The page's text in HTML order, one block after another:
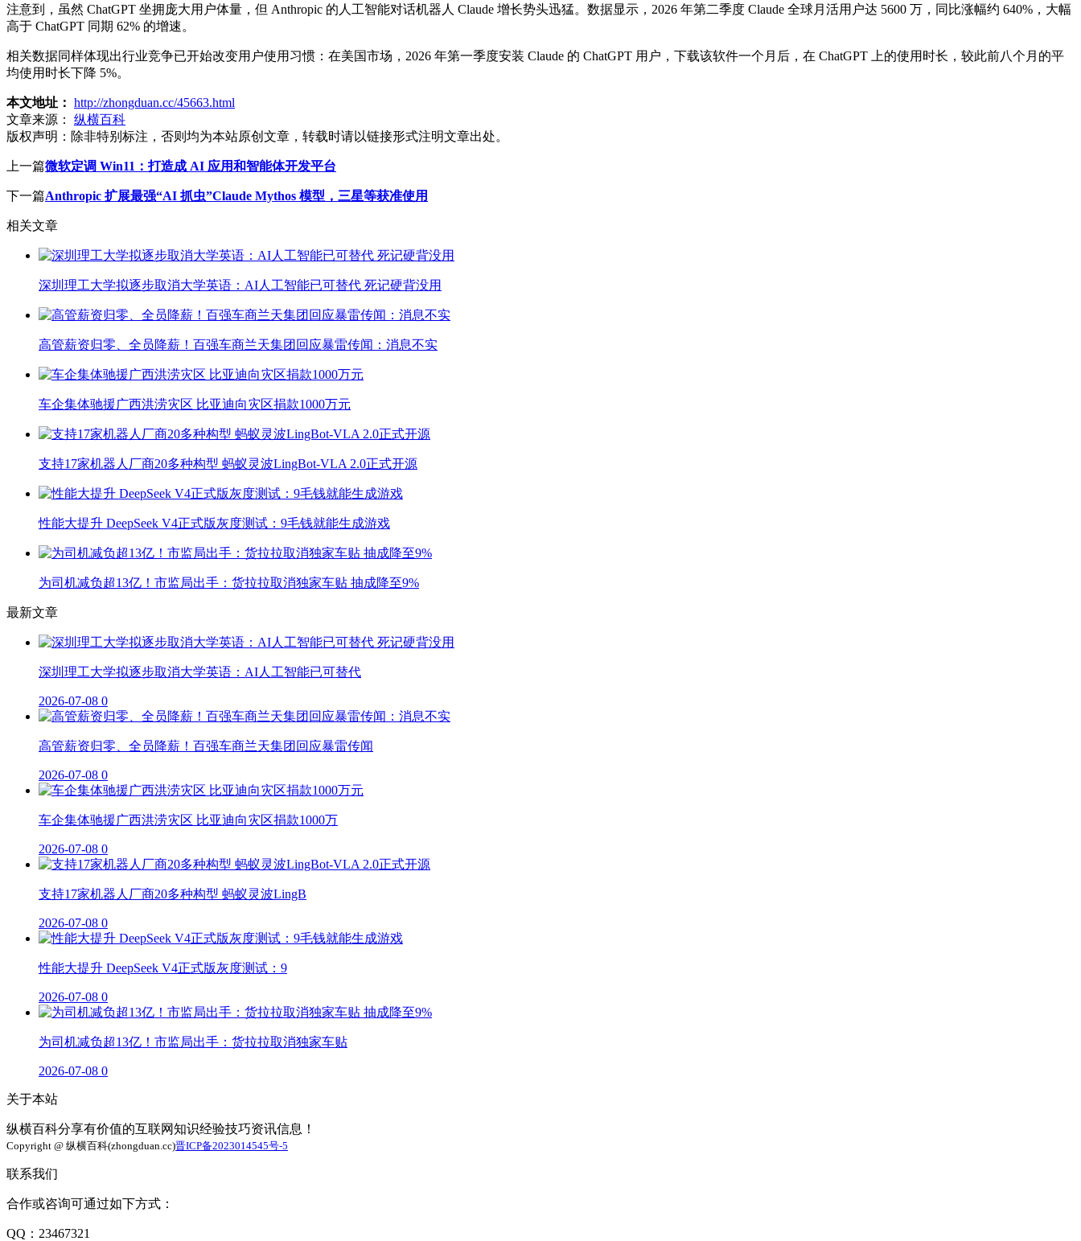
注意到，虽然 ChatGPT 坐拥庞大用户体量，但 Anthropic 的人工智能对话机器人 Claude 增长势头迅猛。数据显示，2026 年第二季度 Claude 全球月活用户达 5600 万，同比涨幅约 640%，大幅
高于 ChatGPT 同期 62% 的增速。
相关数据同样体现出行业竞争已开始改变用户使用习惯：在美国市场，2026 年第一季度安装 Claude 的 ChatGPT 用户，下载该软件一个月后，在 ChatGPT 上的使用时长，较此前八个月的平
均使用时长下降 5%。
本文地址： http://zhongduan.cc/45663.html
文章来源：
纵横百科
版权声明： 除非特别标注，否则均为本站原创文章，转载时请以链接形式注明文章出处。
上一篇微软定调 Win11：打造成 AI 应用和智能体开发平台
下一篇Anthropic 扩展最强“AI 抓虫”Claude Mythos 模型，三星等获准使用
相关文章
深圳理工大学拟逐步取消大学英语：AI人工智能已可替代 死记硬背没用
高管薪资归零、全员降薪！百强车商兰天集团回应暴雷传闻：消息不实
车企集体驰援广西洪涝灾区 比亚迪向灾区捐款1000万元
支持17家机器人厂商20多种构型 蚂蚁灵波LingBot-VLA 2.0正式开源
性能大提升 DeepSeek V4正式版灰度测试：9毛钱就能生成游戏
为司机减负超13亿！市监局出手：货拉拉取消独家车贴 抽成降至9%
最新文章
深圳理工大学拟逐步取消大学英语：AI人工智能已可替代
2026-07-08 0
高管薪资归零、全员降薪！百强车商兰天集团回应暴雷传闻
2026-07-08 0
车企集体驰援广西洪涝灾区 比亚迪向灾区捐款1000万
2026-07-08 0
支持17家机器人厂商20多种构型 蚂蚁灵波LingB
2026-07-08 0
性能大提升 DeepSeek V4正式版灰度测试：9
2026-07-08 0
为司机减负超13亿！市监局出手：货拉拉取消独家车贴
2026-07-08 0
关于本站
纵横百科分享有价值的互联网知识经验技巧资讯信息！
Copyright @ 纵横百科(zhongduan.cc)晋ICP备2023014545号-5
联系我们
合作或咨询可通过如下方式：
QQ：23467321